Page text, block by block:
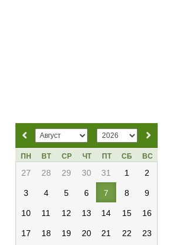
ПН ВТ СР ЧТ ПТ СБ ВС
27 28 29 30 31 1 2
3 4 5 6 7 8 9
10 11 12 13 14 15 16
17 18 19 20 21 22 23